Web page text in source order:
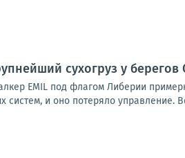
сухогруз у берегов
EMIL под флагом Либерии
систем, и оно потеряло управление.